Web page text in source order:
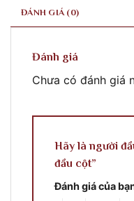
ĐÁNH GIÁ (0)
Đánh giá
Chưa có đánh giá
Hãy là người
đầu cột”
Đánh giá của